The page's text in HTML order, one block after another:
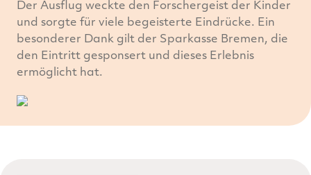
Der Ausflug weckte den Forschergeist der Kinder
und sorgte für viele begeisterte Eindrücke. Ein
besonderer Dank gilt der Sparkasse Bremen, die
den Eintritt gesponsert und dieses Erlebnis
ermöglicht hat.